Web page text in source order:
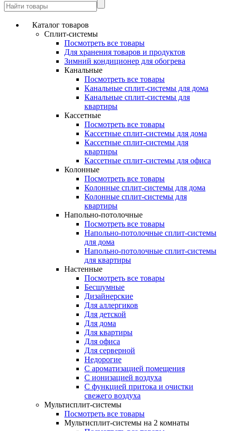
Каталог товаров
Сплит-системы
Посмотреть все товары
Для хранения товаров и продуктов
Зимний кондиционер для обогрева
Канальные
Посмотреть все товары
Канальные сплит-системы для дома
Канальные сплит-системы для
квартиры
Кассетные
Посмотреть все товары
Кассетные сплит-системы для дома
Кассетные сплит-системы для
квартиры
Кассетные сплит-системы для офиса
Колонные
Посмотреть все товары
Колонные сплит-системы для дома
Колонные сплит-системы для
квартиры
Напольно-потолочные
Посмотреть все товары
Напольно-потолочные сплит-системы
для дома
Напольно-потолочные сплит-системы
для квартиры
Настенные
Посмотреть все товары
Бесшумные
Дизайнерские
Для аллергиков
Для детской
Для дома
Для квартиры
Для офиса
Для серверной
Недорогие
С ароматизацией помещения
С ионизацией воздуха
С функцией притока и очистки
свежего воздуха
Мультисплит-системы
Посмотреть все товары
Мультисплит-системы на 2 комнаты